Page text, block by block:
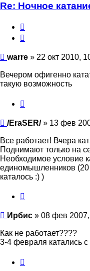
Re: Ночное
warre » 22 окт 2010,
Вечером офигенно
такую возможность
/EraSER/» 13 фев
Все работает! Вчера
Поднимают только на
Необходимое условие
единомышленников (20
каталось :) )
Ирбис » 08 фев
Как не работает????
3-4 февраля катались